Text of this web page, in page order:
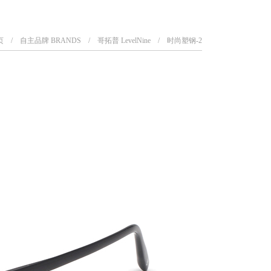
自主品牌 BRANDS 哥拓普 LevelNine 时尚塑钢-2